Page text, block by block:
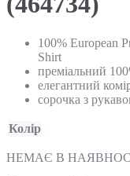
100% European
Shirt
преміальний
елегантний
сорочка з
Колір
НЕМАЄ В